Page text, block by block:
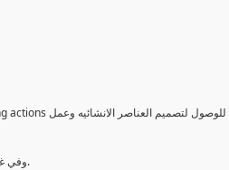
ودي طبعا للكبير (AutoCad / ........) وفي غيره طبعا ..لكن لا يذكروا نسبيا للاوتوكاد.